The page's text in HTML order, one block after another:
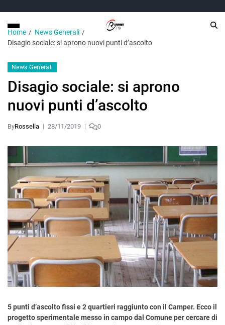
Home
News Generali
Disagio sociale: si aprono nuovi punti d’ascolto
News Generali
Disagio sociale: si aprono
nuovi punti d’ascolto
ByRossella 28/11/2019 0
5 punti d’ascolto fissi e 2 quartieri raggiunto con il Camper. Ecco il
progetto sperimentale messo in campo dal Comune per cercare di